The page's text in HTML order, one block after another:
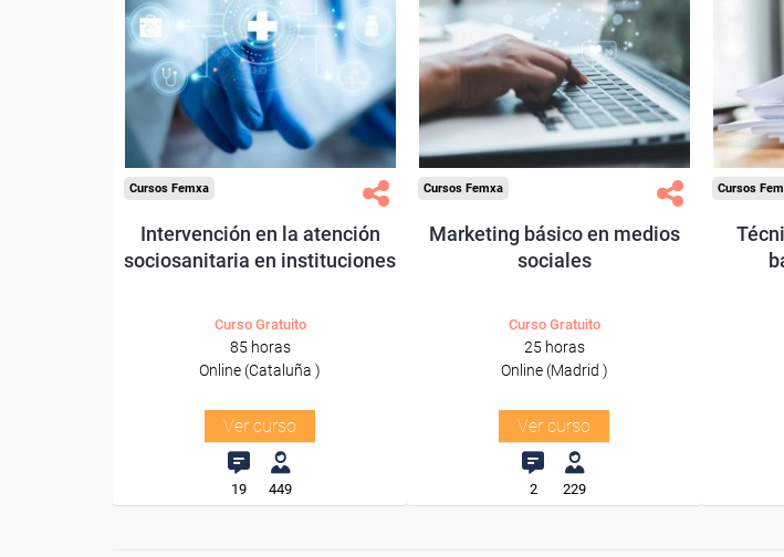
Para desempleados,
trabajadores y autónomos
de Cataluña.
Para todos los sectores.
Cursos Femxa
Intervención en la atención
sociosanitaria en instituciones
Curso Gratuito
85 horas
Online (Cataluña )
Ver curso
19 449
Para trabajadores y
autónomos de Madrid.
Para todos los sectores.
Cursos Femxa
Marketing básico en medios
sociales
Curso Gratuito
25 horas
Online (Madrid )
Ver curso
2 229
Para
Cursos